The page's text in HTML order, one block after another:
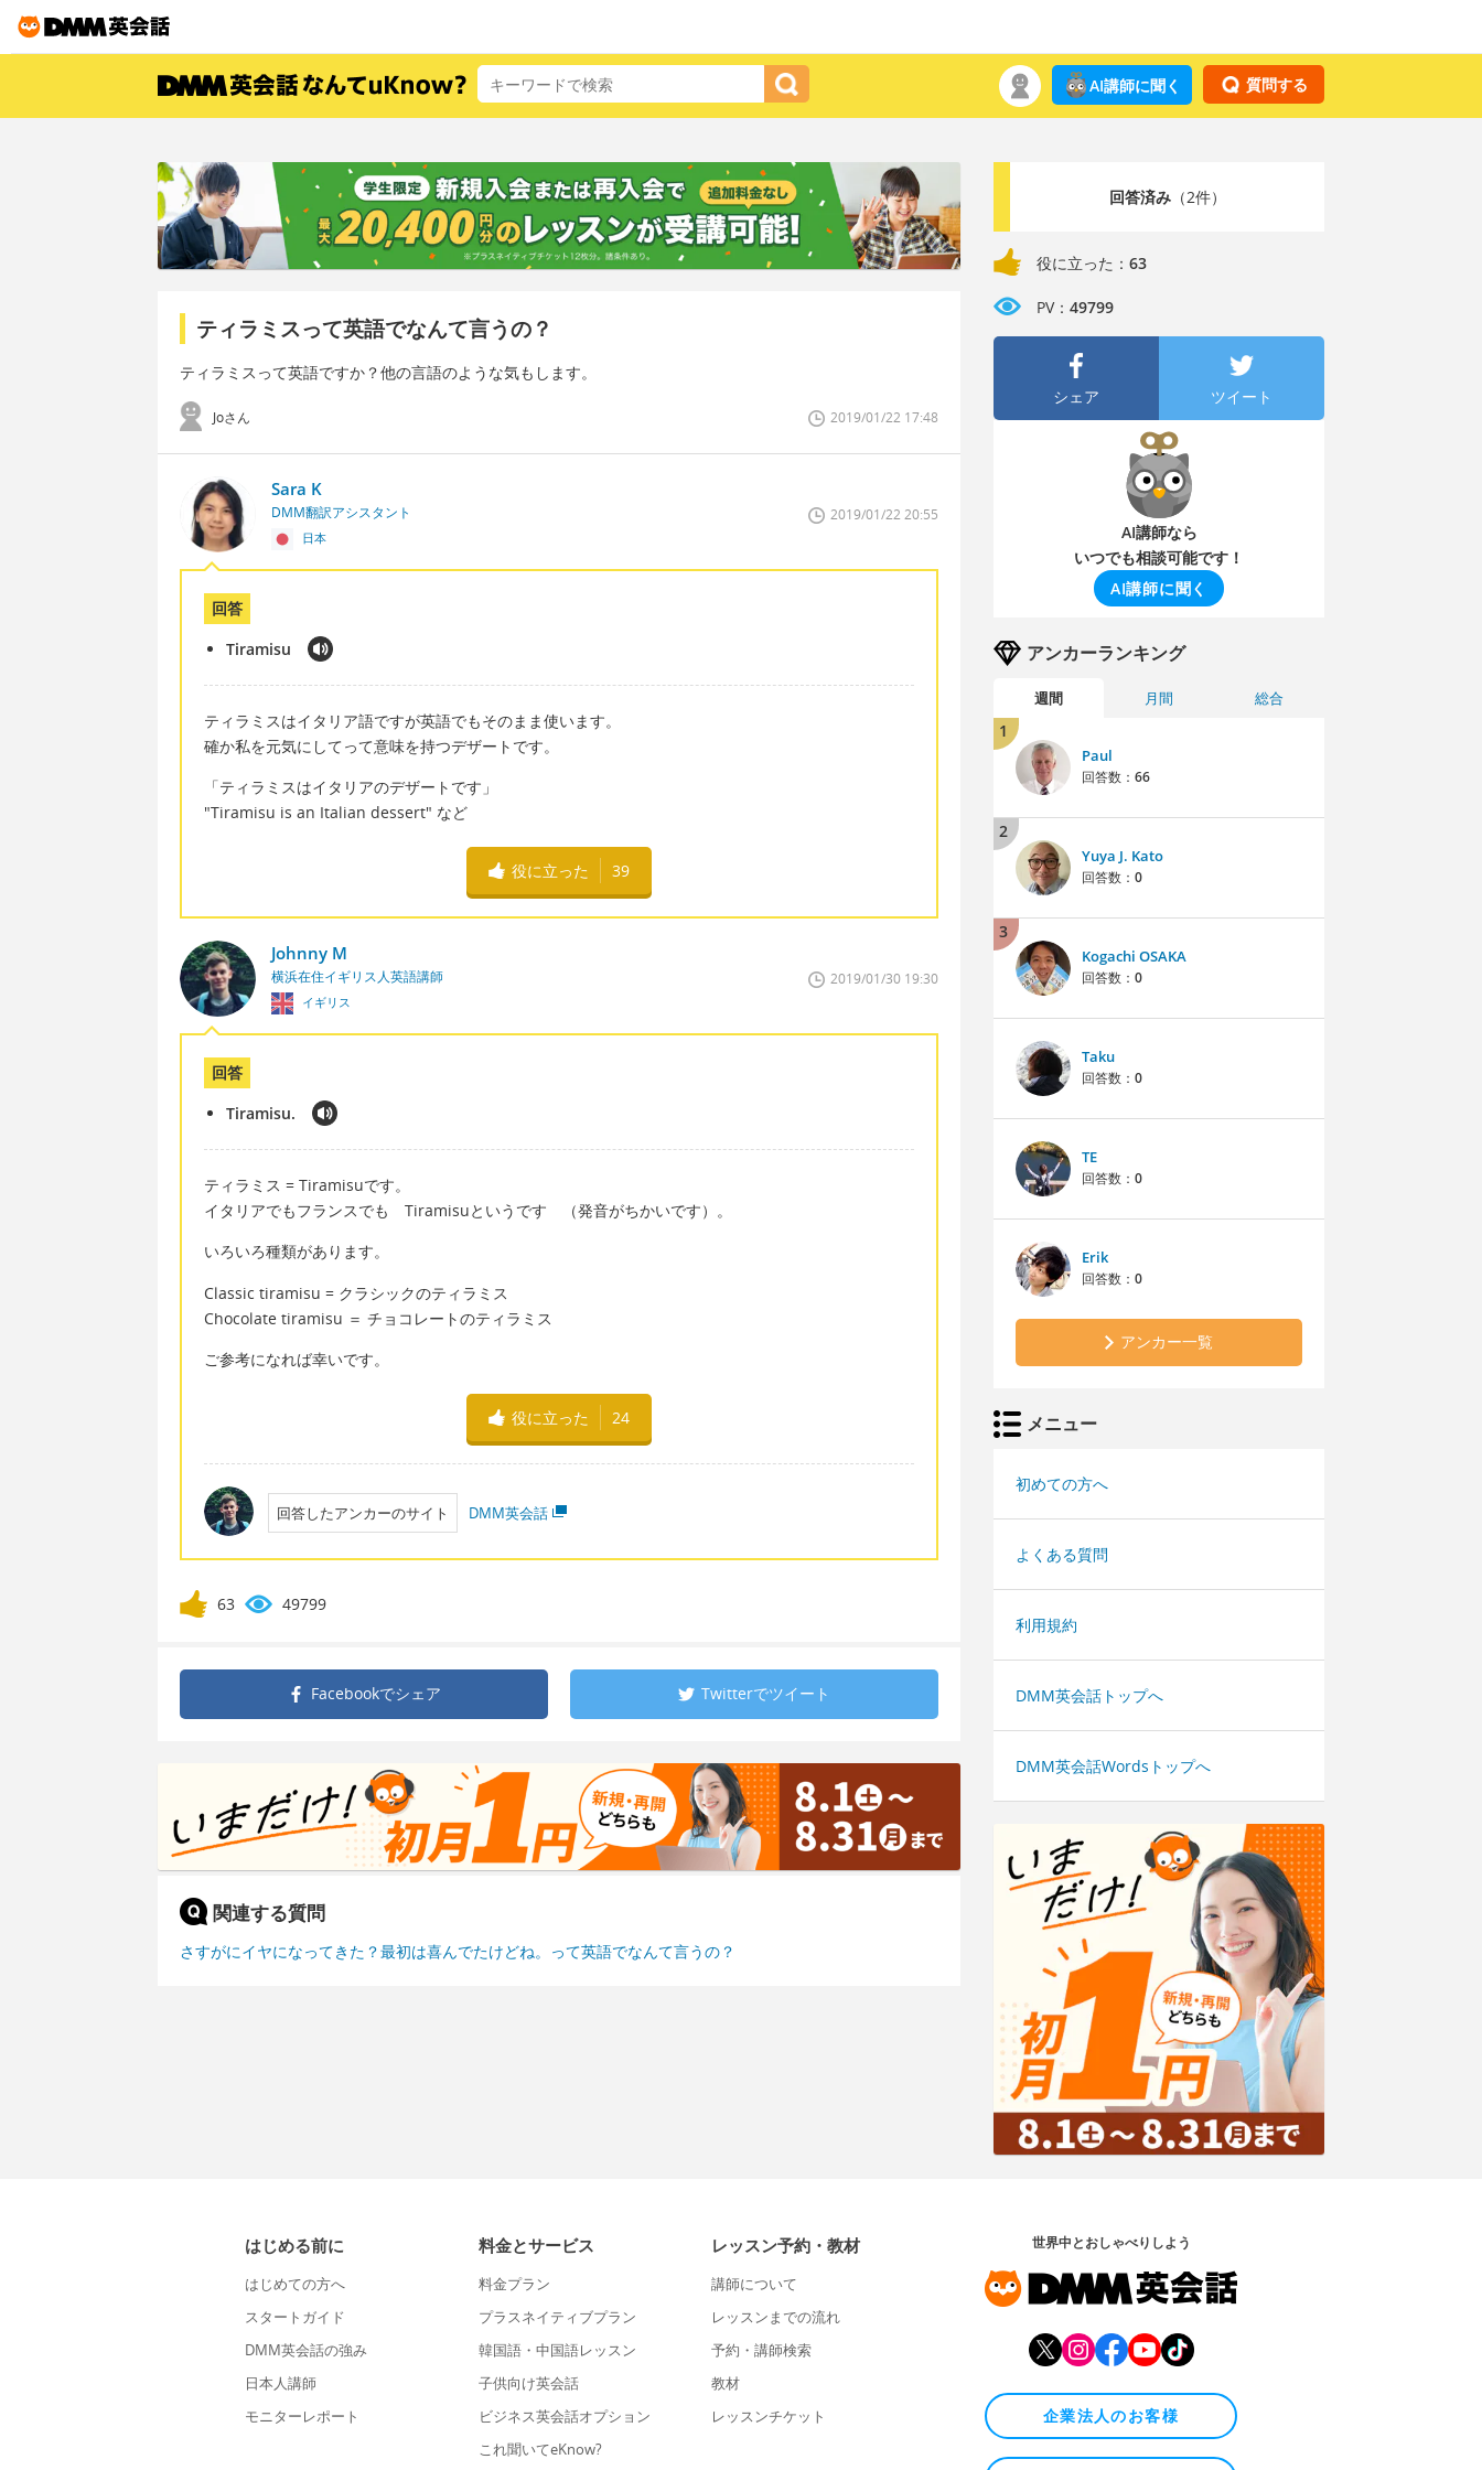
質問する
AI講師に聞く
ティラミスって英語でなんて言うの？
ティラミスって英語ですか？他の言語のような気もします。
Joさん 2019/01/22 17:48
Sara K
DMM翻訳アシスタント
日本
2019/01/22 20:55
回答
Tiramisu
ティラミスはイタリア語ですが英語でもそのまま使います。
確か私を元気にしてって意味を持つデザートです。
「ティラミスはイタリアのデザートです」
"Tiramisu is an Italian dessert" など
役に立った 39
Johnny M
横浜在住イギリス人英語講師
イギリス
2019/01/30 19:30
回答
Tiramisu.
ティラミス = Tiramisuです。
イタリアでもフランスでも Tiramisuというです （発音がちかいです）。
いろいろ種類があります。
Classic tiramisu = クラシックのティラミス
Chocolate tiramisu ＝ チョコレートのティラミス
ご参考になれば幸いです。
役に立った 24
回答したアンカーのサイト DMM英会話
63 49799
Facebookでシェア Twitterでツイート
関連する質問
さすがにイヤになってきた？最初は喜んでたけどね。って英語でなんて言うの？
回答済み（2件）
役に立った： 63
PV： 49799
シェア ツイート
AI講師なら
いつでも相談可能です！
AI講師に聞く
アンカーランキング
週間 月間 総合
1
Paul
回答数： 66
2
Yuya J. Kato
回答数： 0
3
Kogachi OSAKA
回答数： 0
Taku
回答数： 0
TE
回答数： 0
Erik
回答数： 0
アンカー一覧
メニュー
初めての方へ
よくある質問
利用規約
DMM英会話トップへ
DMM英会話Wordsトップへ
はじめる前に
はじめての方へ
スタートガイド
DMM英会話の強み
日本人講師
モニターレポート
料金とサービス
料金プラン
プラスネイティブプラン
韓国語・中国語レッスン
子供向け英会話
ビジネス英会話オプション
これ聞いてeKnow?
レッスン予約・教材
講師について
レッスンまでの流れ
予約・講師検索
教材
レッスンチケット
世界中とおしゃべりしよう
企業法人のお客様